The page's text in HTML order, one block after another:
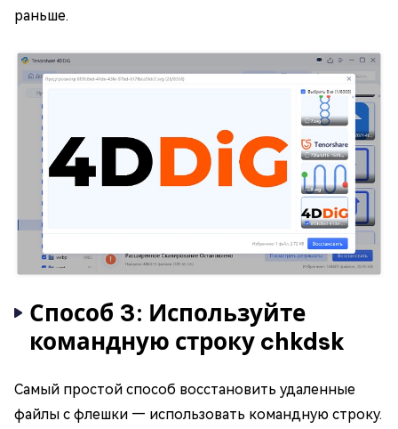
раньше.
Способ 3: Используйте
командную строку chkdsk
Самый простой способ восстановить удаленные
файлы с флешки — использовать командную строку.